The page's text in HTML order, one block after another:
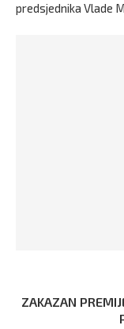
predsjednika Vlade
ZAKAZAN